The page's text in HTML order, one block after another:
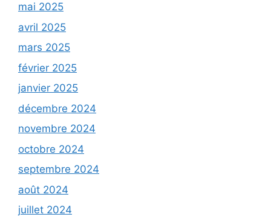
mai 2025
avril 2025
mars 2025
février 2025
janvier 2025
décembre 2024
novembre 2024
octobre 2024
septembre 2024
août 2024
juillet 2024